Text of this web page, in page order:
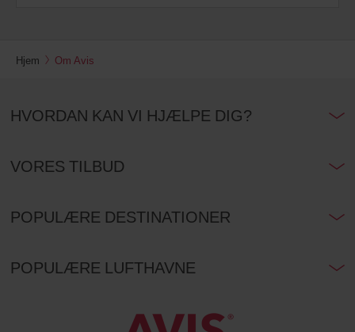
Hjem Om Avis
HVORDAN KAN VI HJÆLPE DIG?
VORES TILBUD
POPULÆRE DESTINATIONER
POPULÆRE LUFTHAVNE